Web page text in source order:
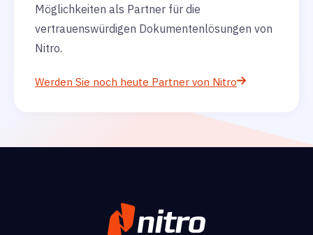
Möglichkeiten als Partner für die
vertrauenswürdigen Dokumentenlösungen von
Nitro.
Werden Sie noch heute Partner von Nitro